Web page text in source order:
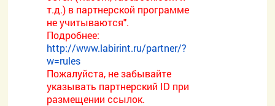
т.д.) в партнерской программе
не учитываются".
Подробнее:
http://www.labirint.ru/partner/?
w=rules
Пожалуйста, не забывайте
указывать партнерский ID при
размещении ссылок.